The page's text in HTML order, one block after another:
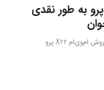
شرایط فروش ام‌وی‌ام X۲۲ پرو به طور نقدی
به گزارش خبرخوان مدیران‌ماشین شرایط فروش ام‌وی‌ام X22 پرو